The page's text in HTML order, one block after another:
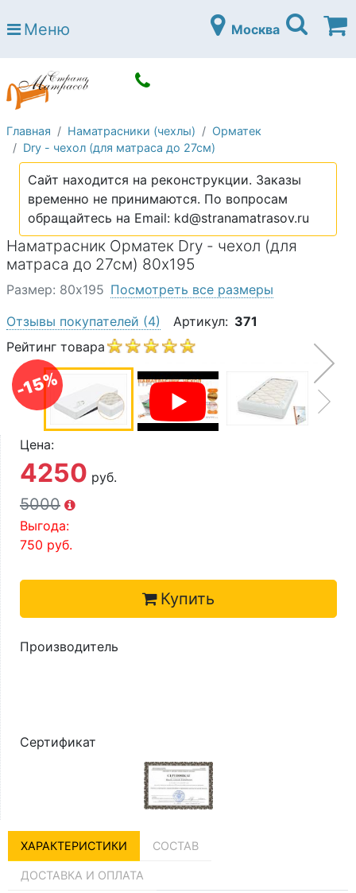
Страна матрасов
Open submenu (Матрасы)
Open submenu (Кровати)
Кровати
Open submenu (Аксессуары)
Open submenu (Диваны)
Диваны
Open submenu (Постельное белье)
Постельное белье
Open submenu (Мебель)
Мебель
Open submenu (Основания)
Основания
Open submenu (Детские матрасы)
Детские матрасы
Open submenu (Детские кровати)
Детские кровати
Open submenu (Шкафы)
Шкафы
О компании
Контакты
Доставка по городу
Меню Москва
Главная Наматрасники (чехлы)
Орматек
Dry - чехол (для матраса до 27см)
Сайт находится на реконструкции. Заказы
временно не принимаются. По вопросам
обращайтесь на Email: kd@stranamatrasov.ru
Наматрасник Орматек Dry - чехол (для
матраса до 27см) 80х195
-15%
Размер: 80х195 Посмотреть все размеры
Отзывы покупателей (4) Артикул: 371
Рейтинг товара
Цена:
4250 руб.
5000
Выгода:
750 руб.
Купить
Производитель
Сертификат
ХАРАКТЕРИСТИКИ СОСТАВ
ДОСТАВКА И ОПЛАТА